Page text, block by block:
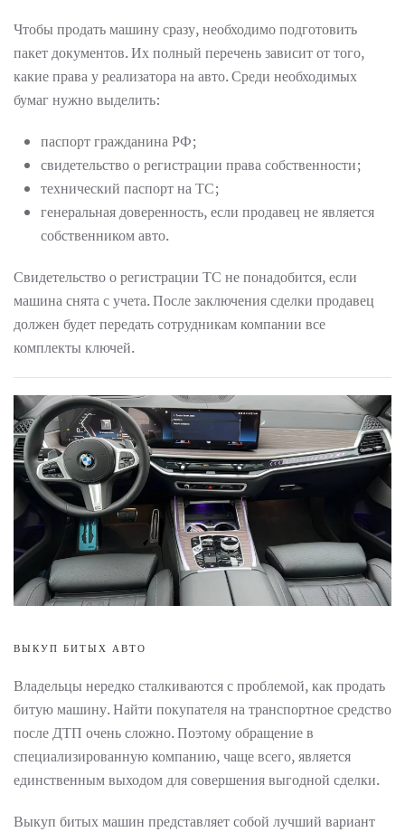
Чтобы продать машину сразу, необходимо подготовить
пакет документов. Их полный перечень зависит от того,
какие права у реализатора на авто. Среди необходимых
бумаг нужно выделить:
паспорт гражданина РФ;
свидетельство о регистрации права собственности;
технический паспорт на ТС;
генеральная доверенность, если продавец не является
собственником авто.
Свидетельство о регистрации ТС не понадобится, если
машина снята с учета. После заключения сделки продавец
должен будет передать сотрудникам компании все
комплекты ключей.
ВЫКУП БИТЫХ АВТО
Владельцы нередко сталкиваются с проблемой, как продать
битую машину. Найти покупателя на транспортное средство
после ДТП очень сложно. Поэтому обращение в
специализированную компанию, чаще всего, является
единственным выходом для совершения выгодной сделки.
Выкуп битых машин представляет собой лучший вариант